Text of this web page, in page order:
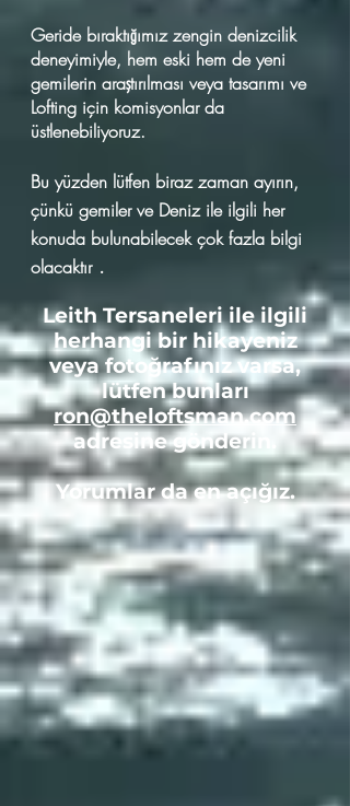
Geride bıraktığımız zengin denizcilik
deneyimiyle, hem eski hem de yeni
gemilerin araştırılması veya tasarımı ve
Lofting için komisyonlar da
üstlenebiliyoruz.
Bu yüzden lütfen biraz zaman ayırın,
çünkü gemiler ve Deniz ile ilgili her
konuda bulunabilecek çok fazla bilgi
olacaktır.
Leith Tersaneleri ile ilgili
herhangi bir hikayeniz
veya fotoğrafınız varsa,
lütfen bunları
ron@theloftsman.com
adresine gönderin.
Yorumlar da en açığız.